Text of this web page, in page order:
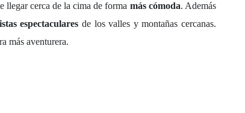
llegar cerca de la cima de forma más cómoda. Además
espectaculares de los valles y montañas cercanas.
más aventurera.